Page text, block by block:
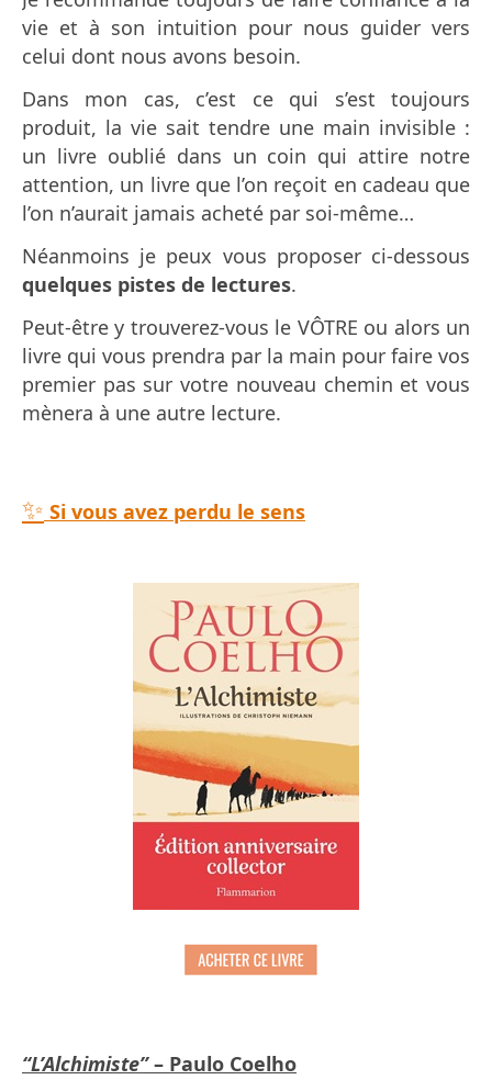
vie et à son intuition pour nous guider vers
celui dont nous avons besoin.
Dans mon cas, c’est ce qui s’est toujours
produit, la vie sait tendre une main invisible :
un livre oublié dans un coin qui attire notre
attention, un livre que l’on reçoit en cadeau que
l’on n’aurait jamais acheté par soi-même…
Néanmoins je peux vous proposer ci-dessous
quelques pistes de lectures.
Peut-être y trouverez-vous le VÔTRE ou alors un
livre qui vous prendra par la main pour faire vos
premier pas sur votre nouveau chemin et vous
mènera à une autre lecture.
✨ Si vous avez perdu le sens
“L’Alchimiste”– Paulo Coelho